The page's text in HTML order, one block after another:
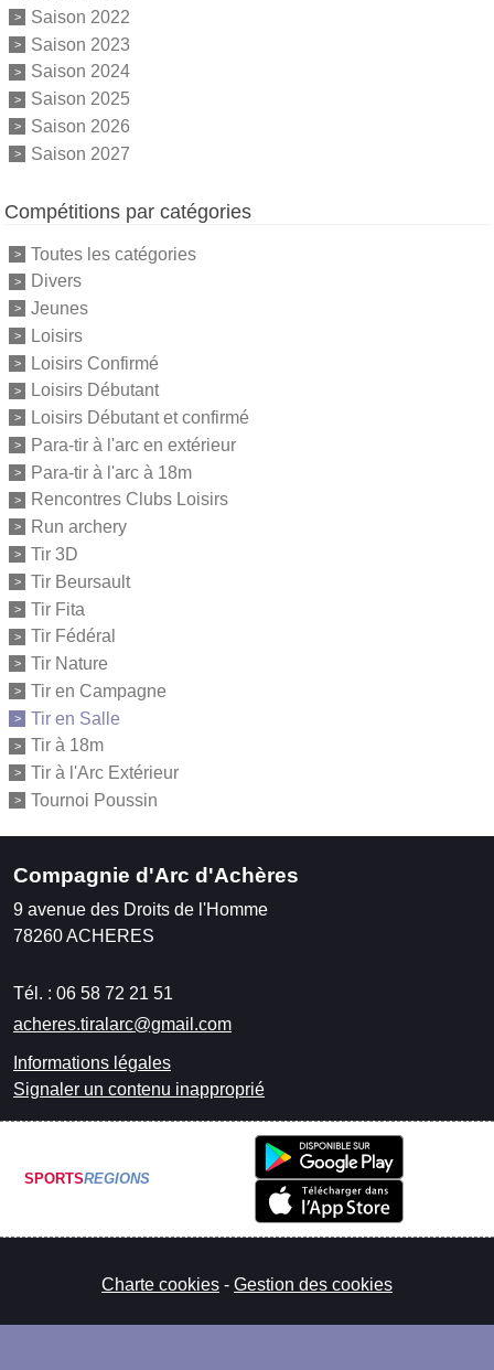
Saison 2022
Saison 2023
Saison 2024
Saison 2025
Saison 2026
Saison 2027
Compétitions par catégories
Toutes les catégories
Divers
Jeunes
Loisirs
Loisirs Confirmé
Loisirs Débutant
Loisirs Débutant et confirmé
Para-tir à l'arc en extérieur
Para-tir à l'arc à 18m
Rencontres Clubs Loisirs
Run archery
Tir 3D
Tir Beursault
Tir Fita
Tir Fédéral
Tir Nature
Tir en Campagne
Tir en Salle
Tir à 18m
Tir à l'Arc Extérieur
Tournoi Poussin
Compagnie d'Arc d'Achères
9 avenue des Droits de l'Homme
78260ACHERES
Tél. : 06 58 72 21 51
acheres.tiralarc@gmail.com
Informations légales
Signaler un contenu inapproprié
SPORTSREGIONS
Charte cookies Gestion des cookies